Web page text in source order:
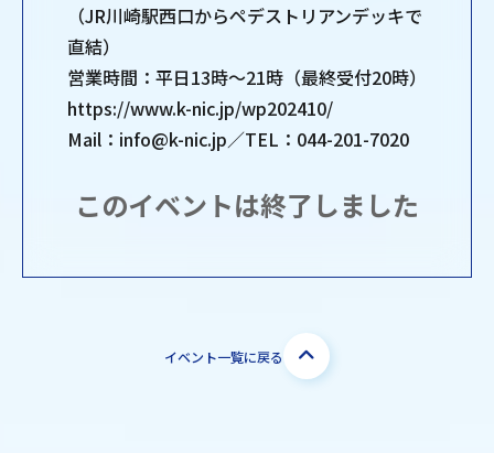
（JR川崎駅西口からペデストリアンデッキで
直結）
営業時間：平日13時～21時（最終受付20時）
https://www.k-nic.jp/wp202410/
Mail：info@k-nic.jp／TEL：044-201-7020
このイベントは終了しました
イベント一覧に戻る